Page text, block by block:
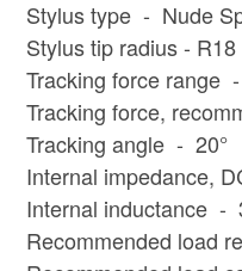
Stylus type - Nude
Stylus tip radius - R18
Tracking force range
Tracking force,
Tracking angle - 20°
Internal impedance,
Internal inductance -
Recommended load